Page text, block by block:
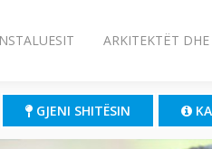
ARKITEKTËT
GJENI SHITËSIN